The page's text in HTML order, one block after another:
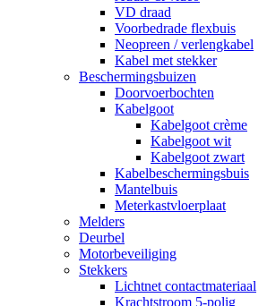
VD draad
Voorbedrade flexbuis
Neopreen / verlengkabel
Kabel met stekker
Beschermingsbuizen
Doorvoerbochten
Kabelgoot
Kabelgoot crème
Kabelgoot wit
Kabelgoot zwart
Kabelbeschermingsbuis
Mantelbuis
Meterkastvloerplaat
Melders
Deurbel
Motorbeveiliging
Stekkers
Lichtnet contactmateriaal
Krachtstroom 5-polig